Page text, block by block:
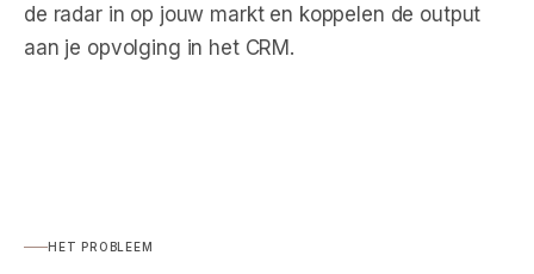
de radar in op jouw markt en koppelen de output
aan je opvolging in het CRM.
HET PROBLEEM